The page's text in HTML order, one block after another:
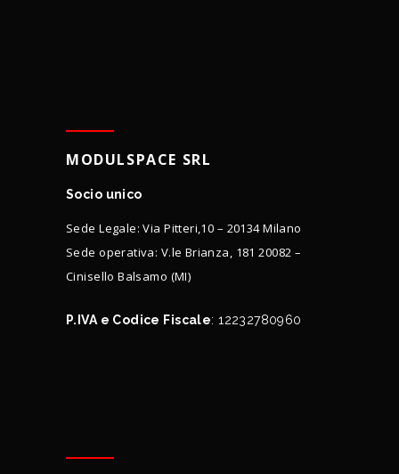
MODULSPACE SRL
Socio unico
Sede Legale: Via Pitteri,10 – 20134 Milano
Sede operativa: V.le Brianza, 181 20082 –
Cinisello Balsamo (MI)
P.IVA e Codice Fiscale: 12232780960